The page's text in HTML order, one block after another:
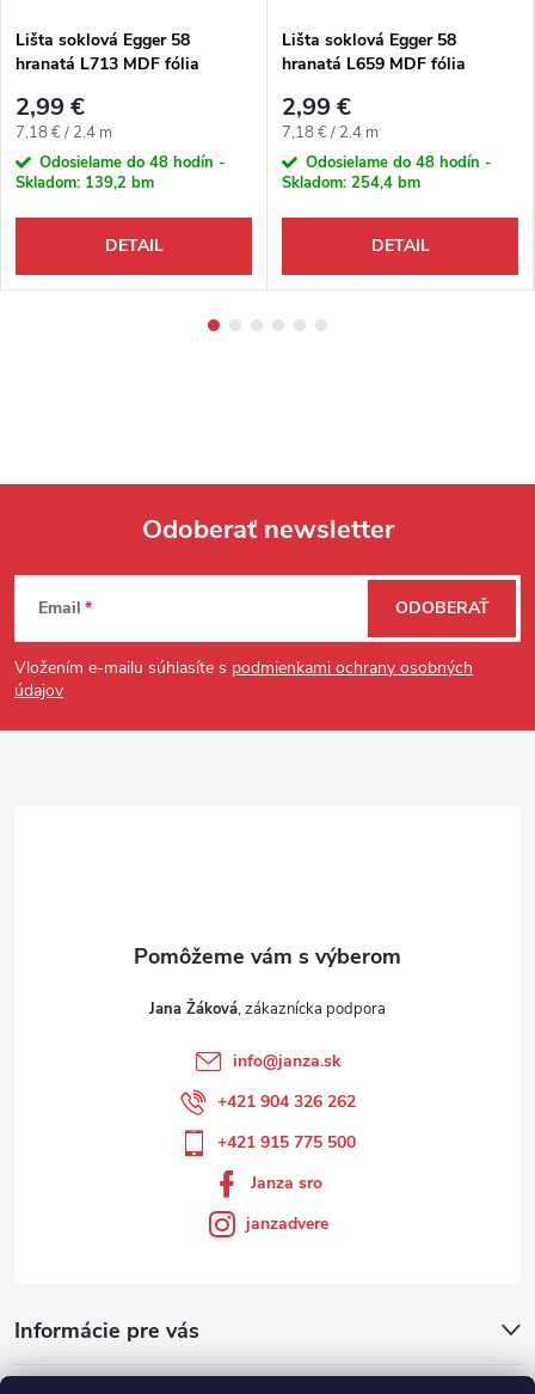
Lišta soklová Egger 58
hranatá L713 MDF fólia
2,99 €
Jednotková cena:
7,18 € / 2.4 m
Odosielame do 48 hodín -
Skladom: 139,2 bm
DETAIL
Lišta soklová Egger 58
hranatá L659 MDF fólia
2,99 €
Jednotková cena:
7,18 € / 2.4 m
Odosielame do 48 hodín -
Skladom: 254,4 bm
DETAIL
Zápätie
Odoberať newsletter
Email
Vložením e-mailu súhlasíte s podmienkami ochrany osobných
údajov
ODOBERAŤ
Informácie pre vás
Jana Žáková
info@janza.sk
+421 904 326 262
+421 915 775 500
Janza sro
janzadvere